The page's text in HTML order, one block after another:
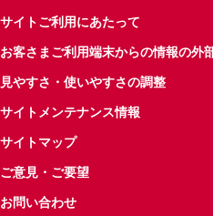
サイトご利用にあたって
お客さまご利用端末からの情報の外
見やすさ・使いやすさの調整
サイトメンテナンス情報
サイトマップ
ご意見・ご要望
お問い合わせ